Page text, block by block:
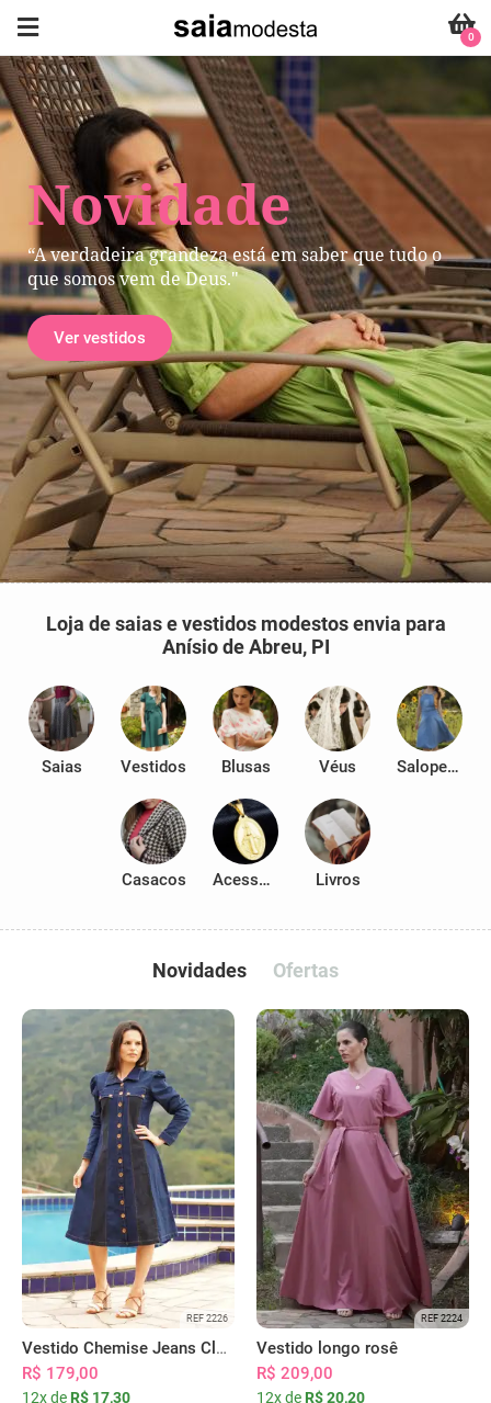
Novidade
“A verdadeira grandeza está em saber que tudo o
que somos vem de Deus."
Ver vestidos
0
Loja de saias e vestidos modestos envia para
Anísio de Abreu, PI
Saias Vestidos Blusas Véus Salopetes
Casacos Acessórios Livros
Novidades Ofertas
REF 2226
Vestido Chemise Jeans Clássica Serena
R$ 179,00
12x de R$ 17,30
REF 2224
Vestido longo rosê
R$ 209,00
12x de R$ 20,20